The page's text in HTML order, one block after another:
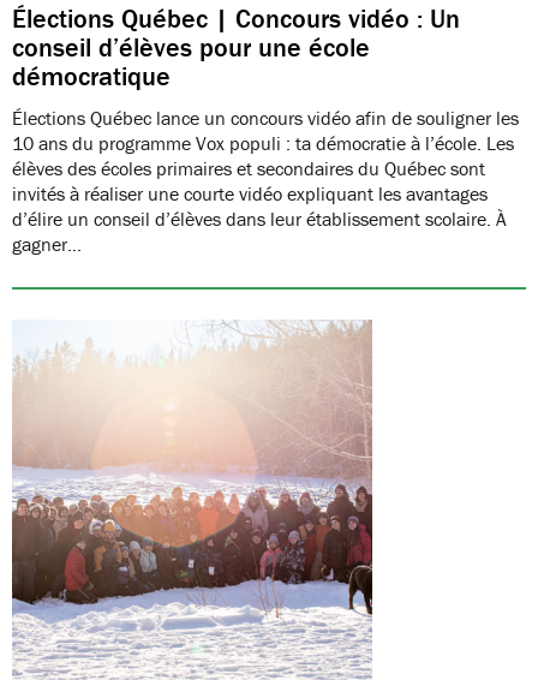
Élections Québec | Concours vidéo : Un
conseil d’élèves pour une école
démocratique
Élections Québec lance un concours vidéo afin de souligner les
10 ans du programme Vox populi : ta démocratie à l’école. Les
élèves des écoles primaires et secondaires du Québec sont
invités à réaliser une courte vidéo expliquant les avantages
d’élire un conseil d’élèves dans leur établissement scolaire. À
gagner…